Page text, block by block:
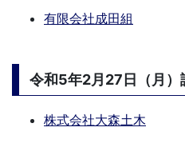
有限会社成田組
令和5年2月27日（月
株式会社大森土木